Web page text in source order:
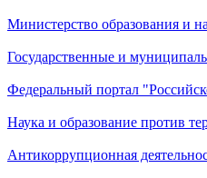
Министерство образования и
Государственные и
Федеральный портал
Наука и образование против
Антикоррупционная